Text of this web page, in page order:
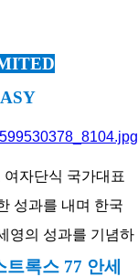
자단식 국가대표
성과를 내며 한국
영의 성과를 기념하
트록스 77 안세